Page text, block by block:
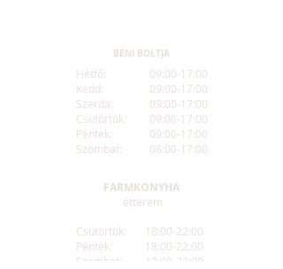
BÉNI BOLTJA
Hétfő:
Kedd:
Szerda:
Csütörtök:
Péntek:
Szombat:
09:00-17:00
09:00-17:00
09:00-17:00
09:00-17:00
09:00-17:00
08:00-17:00
FARMKONYHA
étterem
Csütörtök:
Péntek:
Szombat:
18:00-22:00
18:00-22:00
12:00-22:00